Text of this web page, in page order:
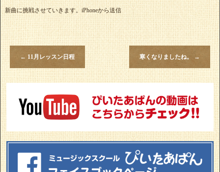
新曲に挑戦させていきます。iPhoneから送信
← 11月レッスン日程 寒くなりましたね。 →